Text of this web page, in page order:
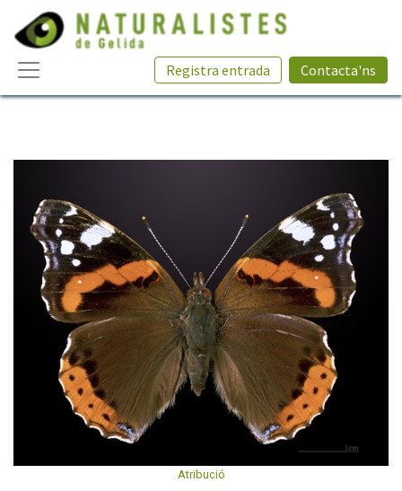
Registra entrada Contacta'ns
Atribució